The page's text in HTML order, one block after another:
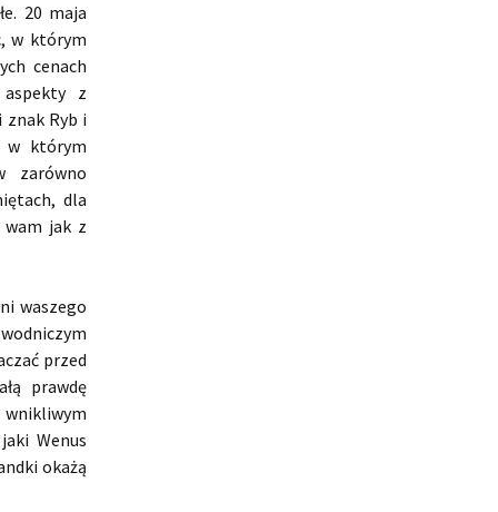
20 maja
w którym
cenach
z
Ryb i
w którym
zarówno
dla
wam jak z
waszego
przed
prawdę
Wenus
okażą